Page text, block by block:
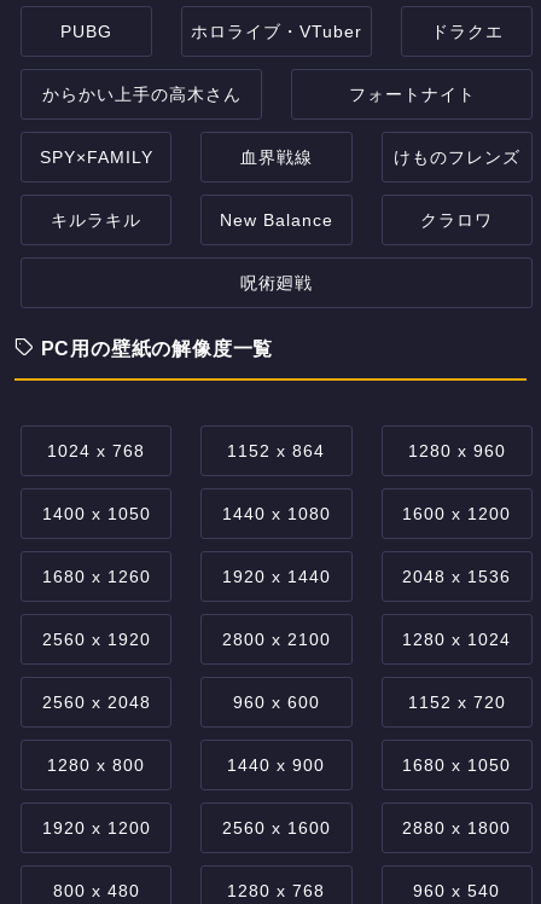
PUBG ホロライブ・VTuber ドラクエ
からかい上手の高木さん フォートナイト
SPY×FAMILY 血界戦線 けものフレンズ
キルラキル New Balance クラロワ
呪術廻戦
PC用の壁紙の解像度一覧
1024 x 768 1152 x 864 1280 x 960
1400 x 1050 1440 x 1080 1600 x 1200
1680 x 1260 1920 x 1440 2048 x 1536
2560 x 1920 2800 x 2100 1280 x 1024
2560 x 2048 960 x 600 1152 x 720
1280 x 800 1440 x 900 1680 x 1050
1920 x 1200 2560 x 1600 2880 x 1800
800 x 480 1280 x 768 960 x 540